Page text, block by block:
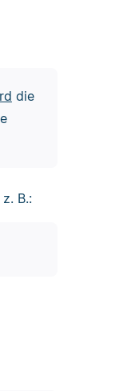
die
B.: